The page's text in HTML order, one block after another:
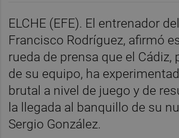
ELCHE (EFE). El entrenador
Francisco Rodríguez, afirmó
rueda de prensa que el Cádiz,
de su equipo, ha
brutal a nivel de juego y de
la llegada al banquillo de su
Sergio González.